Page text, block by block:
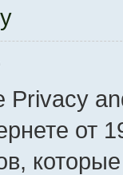
Privacy
от